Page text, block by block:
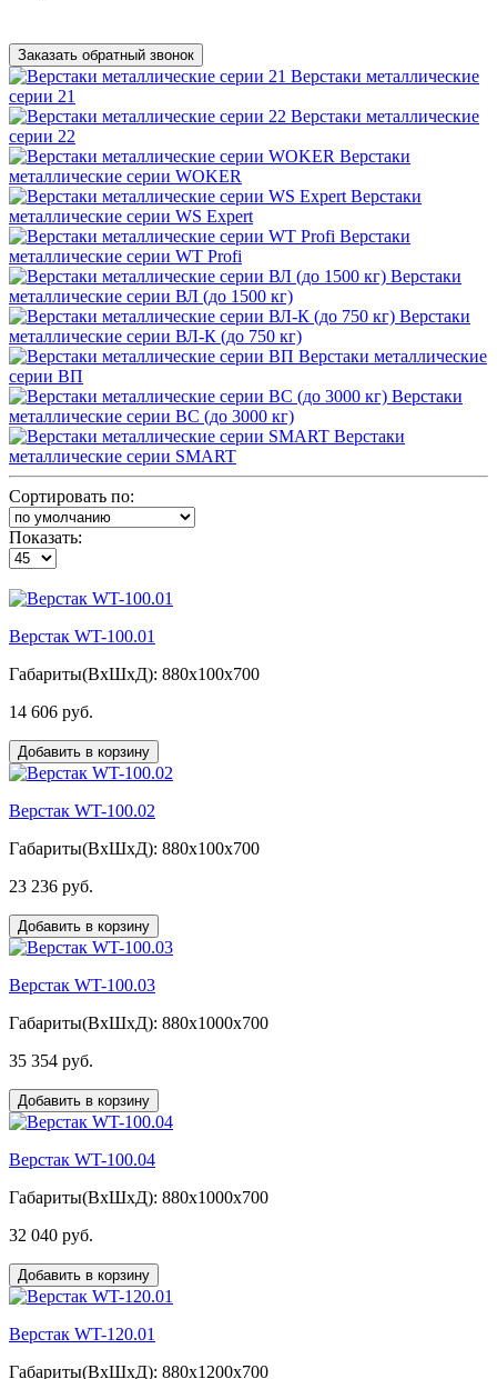
Заказать обратный звонок
Верстаки металлические
серии 21
Верстаки металлические
серии 22
Верстаки
металлические серии WOKER
Верстаки
металлические серии WS Expert
Верстаки
металлические серии WT Profi
Верстаки
металлические серии ВЛ (до 1500 кг)
Верстаки
металлические серии ВЛ-К (до 750 кг)
Верстаки металлические
серии ВП
Верстаки
металлические серии ВС (до 3000 кг)
Верстаки
металлические серии SMART
Сортировать по:
Показать:
Верстак WT-100.01
Габариты(ВxШxД): 880x100x700
14 606 руб.
Добавить в корзину
Верстак WT-100.02
Габариты(ВxШxД): 880x100x700
23 236 руб.
Добавить в корзину
Верстак WT-100.03
Габариты(ВxШxД): 880x1000x700
35 354 руб.
Добавить в корзину
Верстак WT-100.04
Габариты(ВxШxД): 880x1000x700
32 040 руб.
Добавить в корзину
Верстак WT-120.01
Габариты(ВxШxД): 880x1200x700